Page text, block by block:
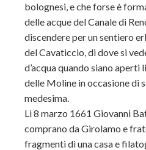
bolognesi, e che forse è
delle acque del Canale di
discendere per un sentiero
del Cavaticcio, di dove si
d’acqua quando siano
delle Moline in occasione di
medesima.
Li 8 marzo 1661 Giovanni
comprano da Girolamo e
fragmenti di una casa e